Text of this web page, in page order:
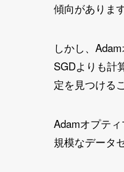
傾向があります
しかし、
SGDよりも計
定を見つける
Adamオプテ
規模なデータ